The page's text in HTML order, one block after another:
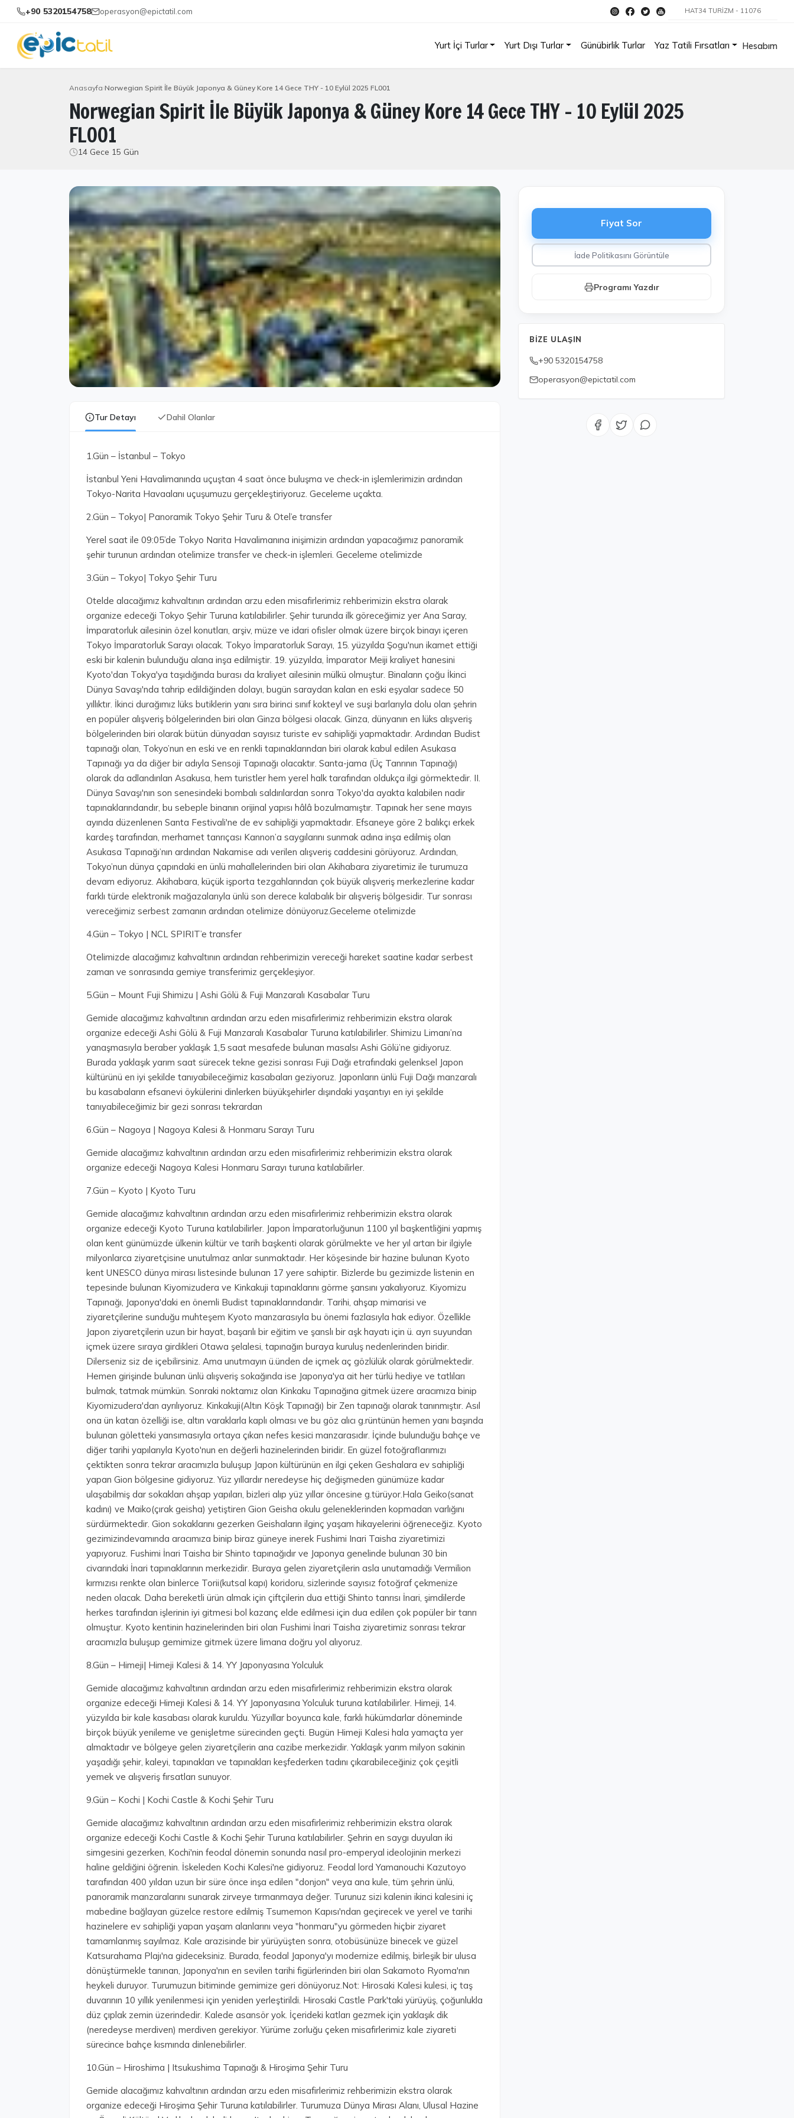
+90 5320154758 operasyon@epictatil.com HAT34 TURİZM - 11076
Yurt İçi Turlar Yurt Dışı Turlar Günübirlik Turlar Yaz Tatili Fırsatları Hesabım
Anasayfa Norwegian Spirit İle Büyük Japonya & Güney Kore 14 Gece THY - 10 Eylül 2025 FL001
Norwegian Spirit İle Büyük Japonya & Güney Kore 14 Gece THY - 10 Eylül 2025
FL001
14 Gece 15 Gün
Tur Detayı Dahil Olanlar
1.Gün – İstanbul – Tokyo
İstanbul Yeni Havalimanında uçuştan 4 saat önce buluşma ve check-in işlemlerimizin ardından
Tokyo-Narita Havaalanı uçuşumuzu gerçekleştiriyoruz. Geceleme uçakta.
2.Gün – Tokyo| Panoramik Tokyo Şehir Turu & Otel’e transfer
Yerel saat ile 09:05’de Tokyo Narita Havalimanına inişimizin ardından yapacağımız panoramik
şehir turunun ardından otelimize transfer ve check-in işlemleri. Geceleme otelimizde
3.Gün – Tokyo| Tokyo Şehir Turu
Otelde alacağımız kahvaltının ardından arzu eden misafirlerimiz rehberimizin ekstra olarak
organize edeceği Tokyo Şehir Turuna katılabilirler. Şehir turunda ilk göreceğimiz yer Ana Saray,
İmparatorluk ailesinin özel konutları, arşiv, müze ve idari ofisler olmak üzere birçok binayı içeren
Tokyo İmparatorluk Sarayı olacak. Tokyo İmparatorluk Sarayı, 15. yüzyılda Şogu'nun ikamet ettiği
eski bir kalenin bulunduğu alana inşa edilmiştir. 19. yüzyılda, İmparator Meiji kraliyet hanesini
Kyoto'dan Tokya'ya taşıdığında burası da kraliyet ailesinin mülkü olmuştur. Binaların çoğu İkinci
Dünya Savaşı'nda tahrip edildiğinden dolayı, bugün saraydan kalan en eski eşyalar sadece 50
yıllıktır. İkinci durağımız lüks butiklerin yanı sıra birinci sınıf kokteyl ve suşi barlarıyla dolu olan şehrin
en popüler alışveriş bölgelerinden biri olan Ginza bölgesi olacak. Ginza, dünyanın en lüks alışveriş
bölgelerinden biri olarak bütün dünyadan sayısız turiste ev sahipliği yapmaktadır. Ardından Budist
tapınağı olan, Tokyo’nun en eski ve en renkli tapınaklarından biri olarak kabul edilen Asukasa
Tapınağı ya da diğer bir adıyla Sensoji Tapınağı olacaktır. Santa-jama (Üç Tanrının Tapınağı)
olarak da adlandırılan Asakusa, hem turistler hem yerel halk tarafından oldukça ilgi görmektedir. II.
Dünya Savaşı'nın son senesindeki bombalı saldırılardan sonra Tokyo'da ayakta kalabilen nadir
tapınaklarındandır, bu sebeple binanın orijinal yapısı hâlâ bozulmamıştır. Tapınak her sene mayıs
ayında düzenlenen Santa Festivali'ne de ev sahipliği yapmaktadır. Efsaneye göre 2 balıkçı erkek
kardeş tarafından, merhamet tanrıçası Kannon’a saygılarını sunmak adına inşa edilmiş olan
Asukasa Tapınağı’nın ardından Nakamise adı verilen alışveriş caddesini görüyoruz. Ardından,
Tokyo’nun dünya çapındaki en ünlü mahallelerinden biri olan Akihabara ziyaretimiz ile turumuza
devam ediyoruz. Akihabara, küçük işporta tezgahlarından çok büyük alışveriş merkezlerine kadar
farklı türde elektronik mağazalarıyla ünlü son derece kalabalık bir alışveriş bölgesidir. Tur sonrası
vereceğimiz serbest zamanın ardından otelimize dönüyoruz.Geceleme otelimizde
4.Gün – Tokyo | NCL SPIRIT’e transfer
Otelimizde alacağımız kahvaltının ardından rehberimizin vereceği hareket saatine kadar serbest
zaman ve sonrasında gemiye transferimiz gerçekleşiyor.
5.Gün – Mount Fuji Shimizu | Ashi Gölü & Fuji Manzaralı Kasabalar Turu
Gemide alacağımız kahvaltının ardından arzu eden misafirlerimiz rehberimizin ekstra olarak
organize edeceği Ashi Gölü & Fuji Manzaralı Kasabalar Turuna katılabilirler. Shimizu Limanı’na
yanaşmasıyla beraber yaklaşık 1,5 saat mesafede bulunan masalsı Ashi Gölü’ne gidiyoruz.
Burada yaklaşık yarım saat sürecek tekne gezisi sonrası Fuji Dağı etrafındaki gelenksel Japon
kültürünü en iyi şekilde tanıyabileceğimiz kasabaları geziyoruz. Japonların ünlü Fuji Dağı manzaralı
bu kasabaların efsanevi öykülerini dinlerken büyükşehirler dışındaki yaşantıyı en iyi şekilde
tanıyabileceğimiz bir gezi sonrası tekrardan
6.Gün – Nagoya | Nagoya Kalesi & Honmaru Sarayı Turu
Gemide alacağımız kahvaltının ardından arzu eden misafirlerimiz rehberimizin ekstra olarak
organize edeceği Nagoya Kalesi Honmaru Sarayı turuna katılabilirler.
7.Gün – Kyoto | Kyoto Turu
Gemide alacağımız kahvaltının ardından arzu eden misafirlerimiz rehberimizin ekstra olarak
organize edeceği Kyoto Turuna katılabilirler. Japon İmparatorluğunun 1100 yıl başkentliğini yapmış
olan kent günümüzde ülkenin kültür ve tarih başkenti olarak görülmekte ve her yıl artan bir ilgiyle
milyonlarca ziyaretçisine unutulmaz anlar sunmaktadır. Her köşesinde bir hazine bulunan Kyoto
kent UNESCO dünya mirası listesinde bulunan 17 yere sahiptir. Bizlerde bu gezimizde listenin en
tepesinde bulunan Kiyomizudera ve Kinkakuji tapınaklarını görme şansını yakalıyoruz. Kiyomizu
Tapınağı, Japonya'daki en önemli Budist tapınaklarındandır. Tarihi, ahşap mimarisi ve
ziyaretçilerine sunduğu muhteşem Kyoto manzarasıyla bu önemi fazlasıyla hak ediyor. Özellikle
Japon ziyaretçilerin uzun bir hayat, başarılı bir eğitim ve şanslı bir aşk hayatı için ü. ayrı suyundan
içmek üzere sıraya girdikleri Otawa şelalesi, tapınağın buraya kuruluş nedenlerinden biridir.
Dilerseniz siz de içebilirsiniz. Ama unutmayın ü.ünden de içmek aç gözlülük olarak görülmektedir.
Hemen girişinde bulunan ünlü alışveriş sokağında ise Japonya'ya ait her türlü hediye ve tatlıları
bulmak, tatmak mümkün. Sonraki noktamız olan Kinkaku Tapınağına gitmek üzere aracımıza binip
Kiyomizudera'dan ayrılıyoruz. Kinkakuji(Altın Köşk Tapınağı) bir Zen tapınağı olarak tanınmıştır. Asıl
ona ün katan özelliği ise, altın varaklarla kaplı olması ve bu göz alıcı g.rüntünün hemen yanı başında
bulunan göletteki yansımasıyla ortaya çıkan nefes kesici manzarasıdır. İçinde bulunduğu bahçe ve
diğer tarihi yapılarıyla Kyoto'nun en değerli hazinelerinden biridir. En güzel fotoğraflarımızı
çektikten sonra tekrar aracımızla buluşup Japon kültürünün en ilgi çeken Geshalara ev sahipliği
yapan Gion bölgesine gidiyoruz. Yüz yıllardır neredeyse hiç değişmeden günümüze kadar
ulaşabilmiş dar sokakları ahşap yapıları, bizleri alıp yüz yıllar öncesine g.türüyor.Hala Geiko(sanat
kadını) ve Maiko(çırak geisha) yetiştiren Gion Geisha okulu geleneklerinden kopmadan varlığını
sürdürmektedir. Gion sokaklarını gezerken Geishaların ilginç yaşam hikayelerini öğreneceğiz. Kyoto
gezimizindevamında aracımıza binip biraz güneye inerek Fushimi Inari Taisha ziyaretimizi
yapıyoruz. Fushimi İnari Taisha bir Shinto tapınağıdır ve Japonya genelinde bulunan 30 bin
civarındaki İnari tapınaklarının merkezidir. Buraya gelen ziyaretçilerin asla unutamadığı Vermilion
kırmızısı renkte olan binlerce Torii(kutsal kapı) koridoru, sizlerinde sayısız fotoğraf çekmenize
neden olacak. Daha bereketli ürün almak için çiftçilerin dua ettiği Shinto tanrısı İnari, şimdilerde
herkes tarafından işlerinin iyi gitmesi bol kazanç elde edilmesi için dua edilen çok popüler bir tanrı
olmuştur. Kyoto kentinin hazinelerinden biri olan Fushimi İnari Taisha ziyaretimiz sonrası tekrar
aracımızla buluşup gemimize gitmek üzere limana doğru yol alıyoruz.
8.Gün – Himeji| Himeji Kalesi & 14. YY Japonyasına Yolculuk
Gemide alacağımız kahvaltının ardından arzu eden misafirlerimiz rehberimizin ekstra olarak
organize edeceği Himeji Kalesi & 14. YY Japonyasına Yolculuk turuna katılabilirler. Himeji, 14.
yüzyılda bir kale kasabası olarak kuruldu. Yüzyıllar boyunca kale, farklı hükümdarlar döneminde
birçok büyük yenileme ve genişletme sürecinden geçti. Bugün Himeji Kalesi hala yamaçta yer
almaktadır ve bölgeye gelen ziyaretçilerin ana cazibe merkezidir. Yaklaşık yarım milyon sakinin
yaşadığı şehir, kaleyi, tapınakları ve tapınakları keşfederken tadını çıkarabileceğiniz çok çeşitli
yemek ve alışveriş fırsatları sunuyor.
9.Gün – Kochi | Kochi Castle & Kochi Şehir Turu
Gemide alacağımız kahvaltının ardından arzu eden misafirlerimiz rehberimizin ekstra olarak
organize edeceği Kochi Castle & Kochi Şehir Turuna katılabilirler. Şehrin en saygı duyulan iki
simgesini gezerken, Kochi'nin feodal dönemin sonunda nasıl pro-emperyal ideolojinin merkezi
haline geldiğini öğrenin. İskeleden Kochi Kalesi'ne gidiyoruz. Feodal lord Yamanouchi Kazutoyo
tarafından 400 yıldan uzun bir süre önce inşa edilen "donjon" veya ana kule, tüm şehrin ünlü,
panoramik manzaralarını sunarak zirveye tırmanmaya değer. Turunuz sizi kalenin ikinci kalesini iç
mabedine bağlayan güzelce restore edilmiş Tsumemon Kapısı'ndan geçirecek ve yerel ve tarihi
hazinelere ev sahipliği yapan yaşam alanlarını veya "honmaru"yu görmeden hiçbir ziyaret
tamamlanmış sayılmaz. Kale arazisinde bir yürüyüşten sonra, otobüsünüze binecek ve güzel
Katsurahama Plajı'na gideceksiniz. Burada, feodal Japonya'yı modernize edilmiş, birleşik bir ulusa
dönüştürmekle tanınan, Japonya'nın en sevilen tarihi figürlerinden biri olan Sakamoto Ryoma'nın
heykeli duruyor. Turumuzun bitiminde gemimize geri dönüyoruz.Not: Hirosaki Kalesi kulesi, iç taş
duvarının 10 yıllık yenilenmesi için yeniden yerleştirildi. Hirosaki Castle Park'taki yürüyüş, çoğunlukla
düz çıplak zemin üzerindedir. Kalede asansör yok. İçerideki katları gezmek için yaklaşık dik
(neredeyse merdiven) merdiven gerekiyor. Yürüme zorluğu çeken misafirlerimiz kale ziyareti
sürecince bahçe kısmında dinlenebilirler.
10.Gün – Hiroshima | Itsukushima Tapınağı & Hiroşima Şehir Turu
Gemide alacağımız kahvaltının ardından arzu eden misafirlerimiz rehberimizin ekstra olarak
organize edeceği Hiroşima Şehir Turuna katılabilirler. Turumuza Dünya Mirası Alanı, Ulusal Hazine
Fiyat Sor
İade Politikasını Görüntüle
Programı Yazdır
BIZE ULAŞIN
+90 5320154758
operasyon@epictatil.com